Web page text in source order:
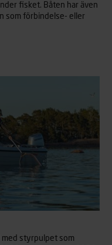
fisket. Båten har även
som förbindelse- eller
med styrpulpet som